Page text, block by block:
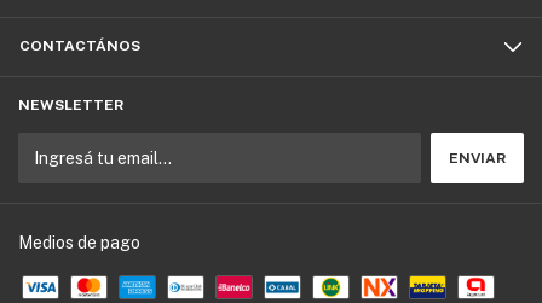
CONTACTÁNOS
NEWSLETTER
Medios de pago